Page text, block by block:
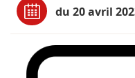
du 20 avril